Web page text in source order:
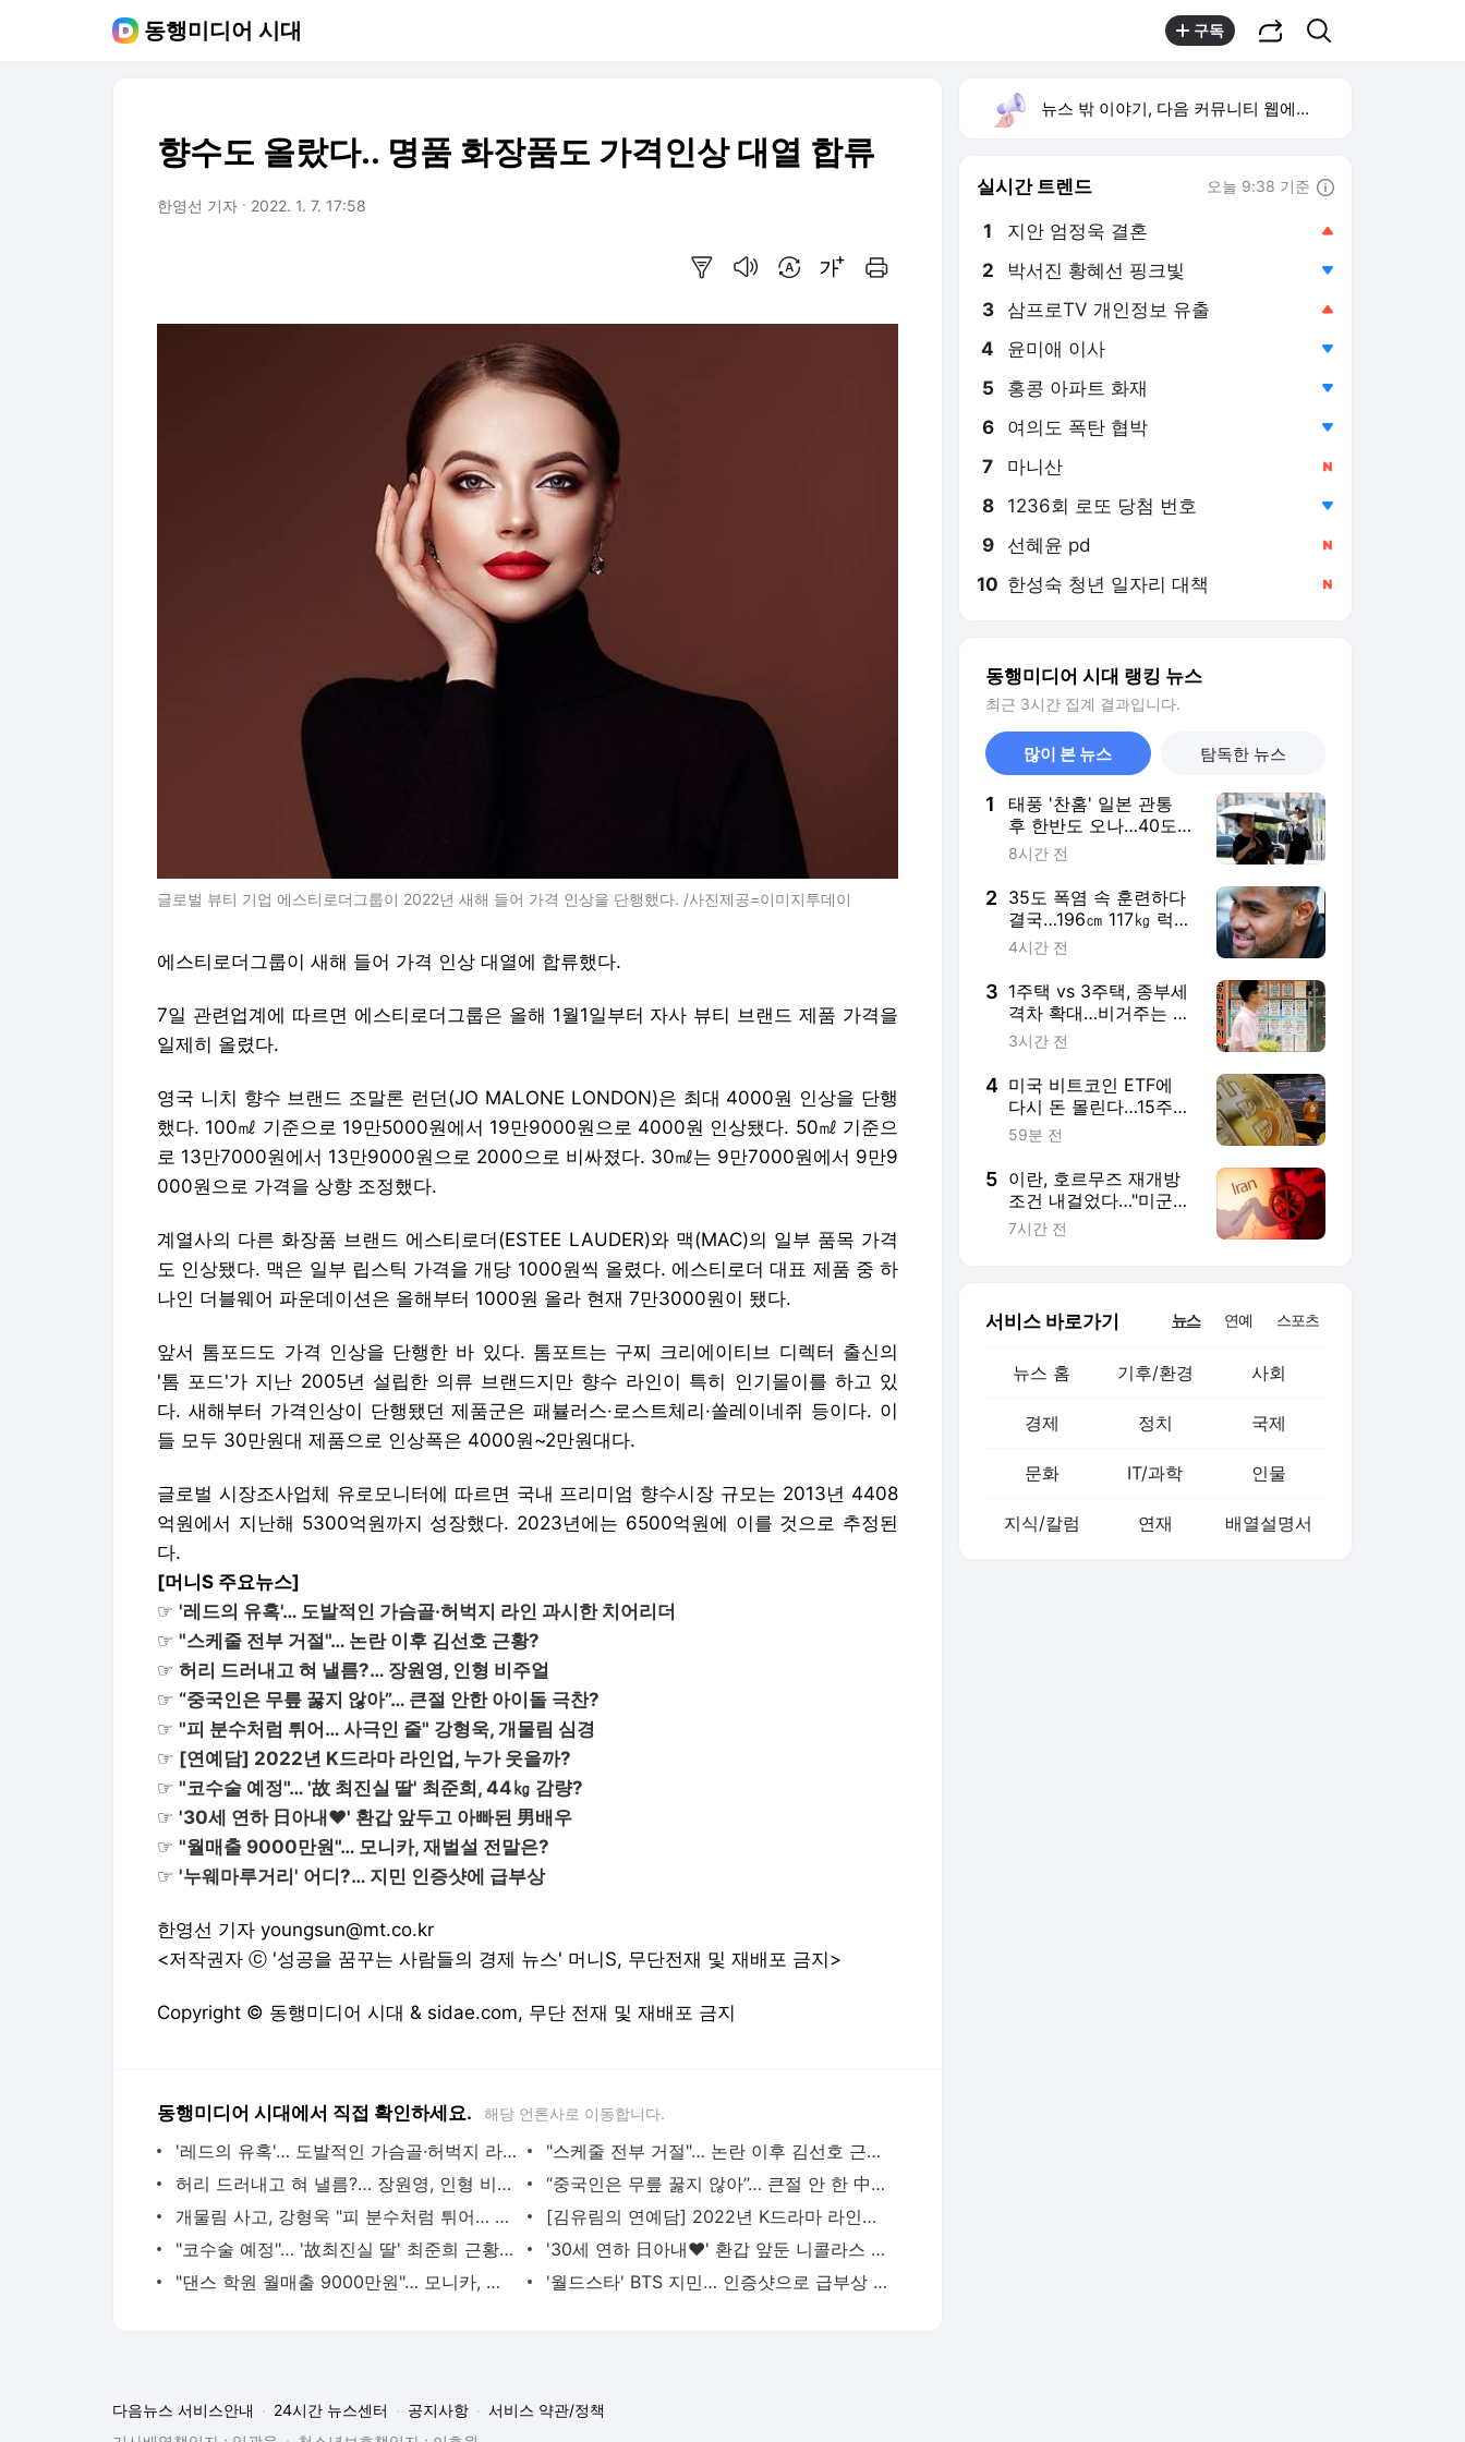
동행미디어 시대 구독
향수도 올랐다.. 명품 화장품도 가격인상 대열 합류
한영선 기자 2022. 1. 7. 17:58
글로벌 뷰티 기업 에스티로더그룹이 2022년 새해 들어 가격 인상을 단행했다. /사진제공=이미지투데이
에스티로더그룹이 새해 들어 가격 인상 대열에 합류했다.
7일 관련업계에 따르면 에스티로더그룹은 올해 1월1일부터 자사 뷰티 브랜드 제품 가격을
일제히 올렸다.
영국 니치 향수 브랜드 조말론 런던(JO MALONE LONDON)은 최대 4000원 인상을 단행
했다. 100㎖ 기준으로 19만5000원에서 19만9000원으로 4000원 인상됐다. 50㎖ 기준으
로 13만7000원에서 13만9000원으로 2000으로 비싸졌다. 30㎖는 9만7000원에서 9만9
000원으로 가격을 상향 조정했다.
계열사의 다른 화장품 브랜드 에스티로더(ESTEE LAUDER)와 맥(MAC)의 일부 품목 가격
도 인상됐다. 맥은 일부 립스틱 가격을 개당 1000원씩 올렸다. 에스티로더 대표 제품 중 하
나인 더블웨어 파운데이션은 올해부터 1000원 올라 현재 7만3000원이 됐다.
앞서 톰포드도 가격 인상을 단행한 바 있다. 톰포트는 구찌 크리에이티브 디렉터 출신의
'톰 포드'가 지난 2005년 설립한 의류 브랜드지만 향수 라인이 특히 인기몰이를 하고 있
다. 새해부터 가격인상이 단행됐던 제품군은 패뷸러스·로스트체리·쏠레이네쥐 등이다. 이
들 모두 30만원대 제품으로 인상폭은 4000원~2만원대다.
글로벌 시장조사업체 유로모니터에 따르면 국내 프리미엄 향수시장 규모는 2013년 4408
억원에서 지난해 5300억원까지 성장했다. 2023년에는 6500억원에 이를 것으로 추정된
다.
[머니S 주요뉴스]
☞ '레드의 유혹'… 도발적인 가슴골·허벅지 라인 과시한 치어리더
☞ "스케줄 전부 거절"… 논란 이후 김선호 근황?
☞ 허리 드러내고 혀 낼름?… 장원영, 인형 비주얼
☞ “중국인은 무릎 꿇지 않아”… 큰절 안한 아이돌 극찬?
☞ "피 분수처럼 튀어… 사극인 줄" 강형욱, 개물림 심경
☞ [연예담] 2022년 K드라마 라인업, 누가 웃을까?
☞ "코수술 예정"… '故 최진실 딸' 최준희, 44㎏ 감량?
☞ '30세 연하 日아내♥' 환갑 앞두고 아빠된 男배우
☞ "월매출 9000만원"… 모니카, 재벌설 전말은?
☞ '누웨마루거리' 어디?… 지민 인증샷에 급부상
한영선 기자 youngsun@mt.co.kr
<저작권자 ⓒ '성공을 꿈꾸는 사람들의 경제 뉴스' 머니S, 무단전재 및 재배포 금지>
Copyright © 동행미디어 시대 & sidae.com, 무단 전재 및 재배포 금지
동행미디어 시대에서 직접 확인하세요. 해당 언론사로 이동합니다.
'레드의 유혹'… 도발적인 가슴골·허벅지 라인 과시한 치어리더 - 머니S
"스케줄 전부 거절"… 논란 이후 김선호 근황보니? - 머니S
허리 드러내고 혀 낼름?… 장원영, 인형 비주얼 - 머니S
“중국인은 무릎 꿇지 않아”… 큰절 안 한 中아이돌 멤버 '극찬' - 머니S
개물림 사고, 강형욱 "피 분수처럼 튀어… 사극인 줄" - 머니S
[김유림의 연예담] 2022년 K드라마 라인업, 누가 웃을까? - 머니S
"코수술 예정"… '故최진실 딸' 최준희 근황, 44㎏ 감량? - 머니S
'30세 연하 日아내♥' 환갑 앞둔 니콜라스 케이지, 아빠된다 - 머니S
"댄스 학원 월매출 9000만원"… 모니카, 재벌설 전말은? - 머니S
'월드스타' BTS 지민… 인증샷으로 급부상 '제주 누웨마루거리' 어디? - 머니S
뉴스 밖 이야기, 다음 커뮤니티 웹에서 보기
실시간 트렌드 오늘 9:38 기준
1 지안 엄정욱 결혼
3 삼프로TV 개인정보 유출
4 윤미애 이사
5 홍콩 아파트 화재
6 여의도 폭탄 협박
7 마니산
8 1236회 로또 당첨 번호
9 선혜윤 pd
10 한성숙 청년 일자리 대책
동행미디어 시대 랭킹 뉴스
최근 3시간 집계 결과입니다.
많이 본 뉴스 탐독한 뉴스
1
태풍 '찬홈' 일본 관통
후 한반도 오나…40도
육박 폭염 꺾여
8시간 전
2 35도 폭염 속 훈련하다
결국…196㎝ 117㎏ 럭비
선수, 열사병 사망
4시간 전
3 1주택 vs 3주택, 종부세
격차 확대…비거주는 시
가 134억원부터 줄어
3시간 전
4 미국 비트코인 ETF에
다시 돈 몰린다…15주
만에 '주 5일' 순유입
59분 전
5 이란, 호르무즈 재개방
조건 내걸었다…"미군
철수·공격 영구 중단"
7시간 전
서비스 바로가기 뉴스 연예 스포츠
뉴스 홈 기후/환경 사회
경제 정치 국제
문화 IT/과학 인물
지식/칼럼 연재 배열설명서
다음뉴스 서비스안내 24시간 뉴스센터 공지사항
서비스 약관/정책